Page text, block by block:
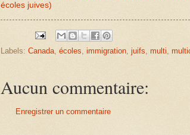
écoles juives)
Labels: Canada, écoles, immigration, juifs, multi,
Aucun commentaire:
Enregistrer un commentaire